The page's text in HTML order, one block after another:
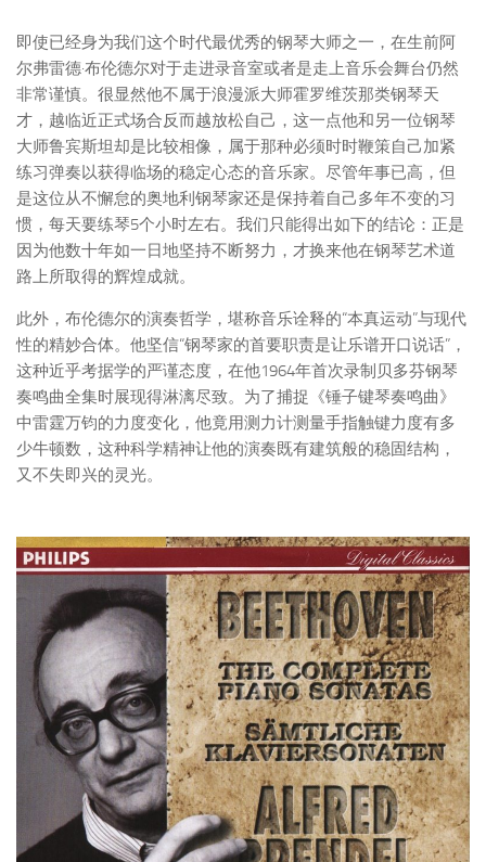
即使已经身为我们这个时代最优秀的钢琴大师之一，在生前阿
尔弗雷德·布伦德尔对于走进录音室或者是走上音乐会舞台仍然
非常谨慎。很显然他不属于浪漫派大师霍罗维茨那类钢琴天
才，越临近正式场合反而越放松自己，这一点他和另一位钢琴
大师鲁宾斯坦却是比较相像，属于那种必须时时鞭策自己加紧
练习弹奏以获得临场的稳定心态的音乐家。尽管年事已高，但
是这位从不懈怠的奥地利钢琴家还是保持着自己多年不变的习
惯，每天要练琴5个小时左右。我们只能得出如下的结论：正是
因为他数十年如一日地坚持不断努力，才换来他在钢琴艺术道
路上所取得的辉煌成就。
此外，布伦德尔的演奏哲学，堪称音乐诠释的“本真运动”与现代
性的精妙合体。他坚信“钢琴家的首要职责是让乐谱开口说话”，
这种近乎考据学的严谨态度，在他1964年首次录制贝多芬钢琴
奏鸣曲全集时展现得淋漓尽致。为了捕捉《锤子键琴奏鸣曲》
中雷霆万钧的力度变化，他竟用测力计测量手指触键力度有多
少牛顿数，这种科学精神让他的演奏既有建筑般的稳固结构，
又不失即兴的灵光。